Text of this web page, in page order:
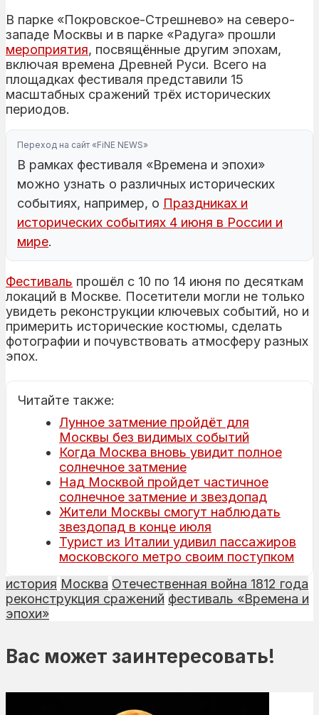
В парке «Покровское-Стрешнево» на северо-
западе Москвы и в парке «Радуга» прошли
мероприятия, посвящённые другим эпохам,
включая времена Древней Руси. Всего на
площадках фестиваля представили 15
масштабных сражений трёх исторических
периодов.
Переход на сайт «FiNE NEWS»
В рамках фестиваля «Времена и эпохи»
можно узнать о различных исторических
событиях, например, о Праздниках и
исторических событиях 4 июня в России и
мире.
Фестиваль прошёл с 10 по 14 июня по десяткам
локаций в Москве. Посетители могли не только
увидеть реконструкции ключевых событий, но и
примерить исторические костюмы, сделать
фотографии и почувствовать атмосферу разных
эпох.
Читайте также:
Лунное затмение пройдёт для
Москвы без видимых событий
Когда Москва вновь увидит полное
солнечное затмение
Над Москвой пройдет частичное
солнечное затмение и звездопад
Жители Москвы смогут наблюдать
звездопад в конце июля
Турист из Италии удивил пассажиров
московского метро своим поступком
история Москва Отечественная война 1812 года
реконструкция сражений фестиваль «Времена и
эпохи»
Вас может заинтересовать!